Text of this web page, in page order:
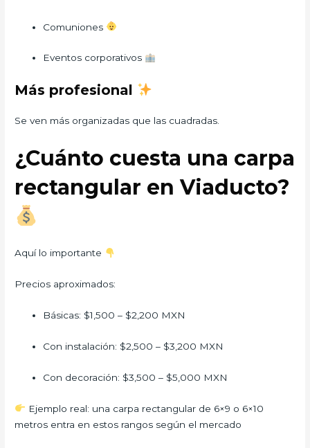
Comuniones
Eventos corporativos
Más profesional
Se ven más organizadas que las cuadradas.
¿Cuánto cuesta una carpa
rectangular en Viaducto?
Aquí lo importante
Precios aproximados:
Básicas: $1,500 – $2,200 MXN
Con instalación: $2,500 – $3,200 MXN
Con decoración: $3,500 – $5,000 MXN
Ejemplo real: una carpa rectangular de 6×9 o 6×10
metros entra en estos rangos según el mercado